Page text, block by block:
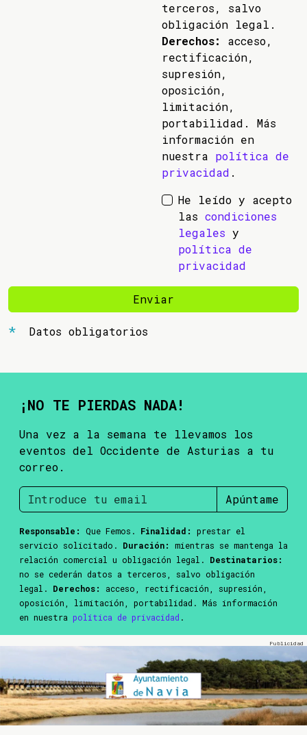
terceros, salvo
obligación legal.
Derechos:
acceso,
rectificación,
supresión,
oposición,
limitación,
portabilidad. Más
información en
nuestra política de
privacidad .
He leído y acepto
las condiciones
legales y
política de
privacidad
Enviar
Datos obligatorios
¡NO TE PIERDAS NADA!
Una vez a la semana te llevamos los
eventos del Occidente de Asturias a tu
correo.
Apúntame
Responsable: Que Femos. Finalidad:
prestar el
servicio solicitado. Duración:
mientras se mantenga la
relación comercial u obligación legal. Destinatarios:
no se cederán datos a terceros, salvo obligación
legal. Derechos:
acceso, rectificación, supresión,
oposición, limitación, portabilidad. Más información
en nuestra política de privacidad .